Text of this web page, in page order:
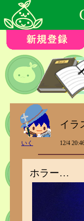
イラ
いく 12/4
ホラー…